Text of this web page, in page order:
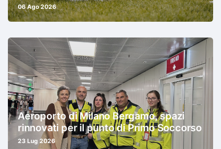
06 Ago 2026
Aeroporto di Milano Bergamo, spazi
rinnovati per il punto di Primo Soccorso
23 Lug 2026